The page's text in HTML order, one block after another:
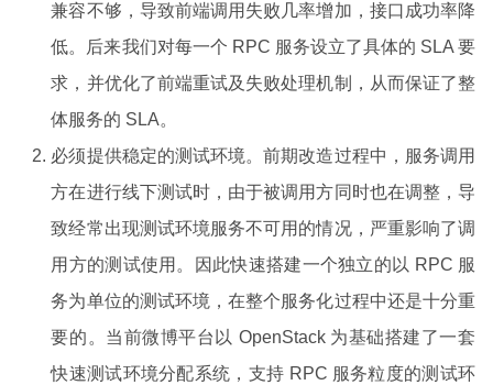
兼容不够，导致前端调用失败几率增加，接口成功率降
低。后来我们对每一个 RPC 服务设立了具体的 SLA 要
求，并优化了前端重试及失败处理机制，从而保证了整
体服务的 SLA。
必须提供稳定的测试环境。前期改造过程中，服务调用
方在进行线下测试时，由于被调用方同时也在调整，导
致经常出现测试环境服务不可用的情况，严重影响了调
用方的测试使用。因此快速搭建一个独立的以 RPC 服
务为单位的测试环境，在整个服务化过程中还是十分重
要的。当前微博平台以 OpenStack 为基础搭建了一套
快速测试环境分配系统，支持 RPC 服务粒度的测试环